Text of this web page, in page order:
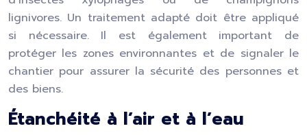
lignivores. Un traitement adapté doit être appliqué
si nécessaire. Il est également important de
protéger les zones environnantes et de signaler le
chantier pour assurer la sécurité des personnes et
des biens.
Étanchéité à l’air et à l’eau